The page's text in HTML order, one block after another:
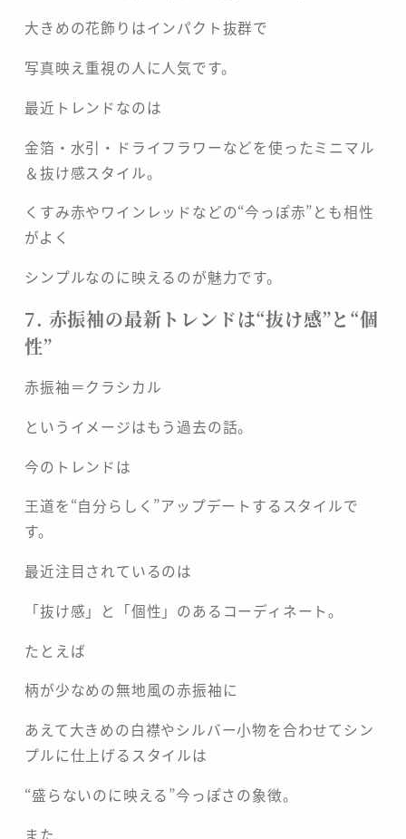
大きめの花飾りはインパクト抜群で
写真映え重視の人に人気です。
最近トレンドなのは
金箔・水引・ドライフラワーなどを使ったミニマル
＆抜け感スタイル。
くすみ赤やワインレッドなどの“今っぽ赤”とも相性
がよく
シンプルなのに映えるのが魅力です。
7. 赤振袖の最新トレンドは“抜け感”と“個
性”
赤振袖＝クラシカル
というイメージはもう過去の話。
今のトレンドは
王道を“自分らしく”アップデートするスタイルで
す。
最近注目されているのは
「抜け感」と「個性」のあるコーディネート。
たとえば
柄が少なめの無地風の赤振袖に
あえて大きめの白襟やシルバー小物を合わせてシン
プルに仕上げるスタイルは
“盛らないのに映える”今っぽさの象徴。
また